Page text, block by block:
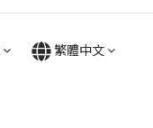
繁體中文